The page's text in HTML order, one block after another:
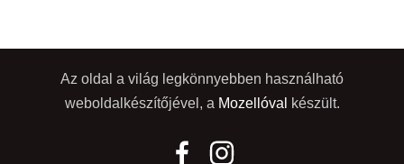
Az oldal a világ legkönnyebben használható
weboldalkészítőjével, a Mozellóval készült.